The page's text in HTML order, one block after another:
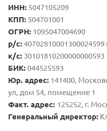
ИНН: 5047105209
КПП: 504701001
ОГРН: 1095047004690
р/с:
к/с: 30101810200000000593
БИК:044525593
Юр. адрес: 141400,
ул, дом 54, помещение 1
Факт. адрес: 125252, г.
Генеральный директор: